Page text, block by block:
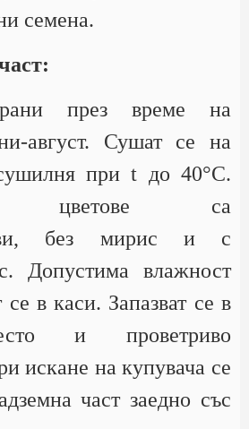
семена.
през време на
август. Сушат се на
при t до 40°С.
цветове са
без мирис и с
Допустима влажност
в каси. Запазват се в
и проветриво
искане на купувача се
част заедно със